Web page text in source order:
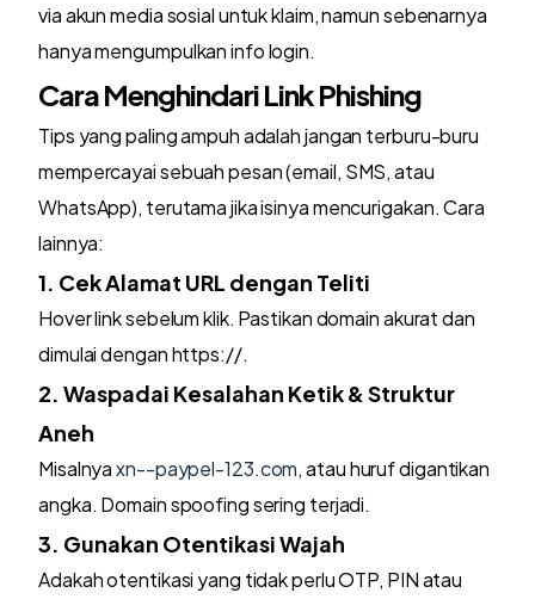
via akun media sosial untuk klaim, namun sebenarnya
hanya mengumpulkan info login.
Cara Menghindari Link Phishing
Tips yang paling ampuh adalah jangan terburu-buru
mempercayai sebuah pesan (email, SMS, atau
WhatsApp), terutama jika isinya mencurigakan. Cara
lainnya:
1. Cek Alamat URL dengan Teliti
Hover link sebelum klik. Pastikan domain akurat dan
dimulai dengan https://.
2. Waspadai Kesalahan Ketik & Struktur
Aneh
Misalnyaxn--paypel-123.com, atau huruf digantikan
angka. Domain spoofing sering terjadi.
3. Gunakan Otentikasi Wajah
Adakah otentikasi yang tidak perlu OTP, PIN atau